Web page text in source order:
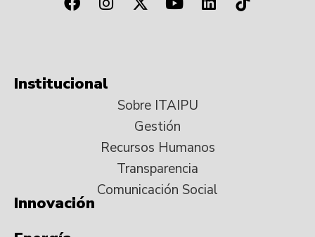
Institucional
Sobre ITAIPU
Gestión
Recursos Humanos
Transparencia
Comunicación Social
Innovación